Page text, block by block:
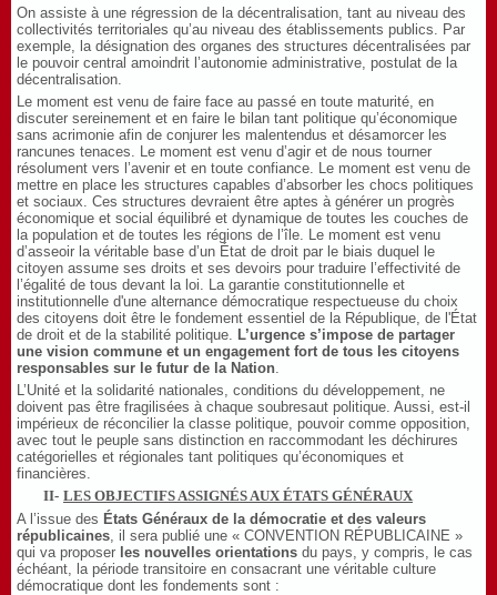
On assiste à une régression de la décentralisation, tant au niveau des
collectivités territoriales qu’au niveau des établissements publics. Par
exemple, la désignation des organes des structures décentralisées par
le pouvoir central amoindrit l’autonomie administrative, postulat de la
décentralisation.
Le moment est venu de faire face au passé en toute maturité, en
discuter sereinement et en faire le bilan tant politique qu’économique
sans acrimonie afin de conjurer les malentendus et désamorcer les
rancunes tenaces. Le moment est venu d’agir et de nous tourner
résolument vers l’avenir et en toute confiance. Le moment est venu de
mettre en place les structures capables d’absorber les chocs politiques
et sociaux. Ces structures devraient être aptes à générer un progrès
économique et social équilibré et dynamique de toutes les couches de
la population et de toutes les régions de l’île. Le moment est venu
d’asseoir la véritable base d’un État de droit par le biais duquel le
citoyen assume ses droits et ses devoirs pour traduire l’effectivité de
l’égalité de tous devant la loi. La garantie constitutionnelle et
institutionnelle d'une alternance démocratique respectueuse du choix
des citoyens doit être le fondement essentiel de la République, de l'État
de droit et de la stabilité politique. L’urgence s’impose de partager
une vision commune et un engagement fort de tous les citoyens
responsables sur le futur de la Nation.
L’Unité et la solidarité nationales, conditions du développement, ne
doivent pas être fragilisées à chaque soubresaut politique. Aussi, est-il
impérieux de réconcilier la classe politique, pouvoir comme opposition,
avec tout le peuple sans distinction en raccommodant les déchirures
catégorielles et régionales tant politiques qu’économiques et
financières.
II- LES OBJECTIFS ASSIGNÉS AUX ÉTATS GÉNÉRAUX
A l’issue des États Généraux de la démocratie et des valeurs
républicaines, il sera publié une « CONVENTION RÉPUBLICAINE »
qui va proposer les nouvelles orientations du pays, y compris, le cas
échéant, la période transitoire en consacrant une véritable culture
démocratique dont les fondements sont :